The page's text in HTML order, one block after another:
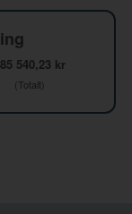
540,23 kr
(Totalt)